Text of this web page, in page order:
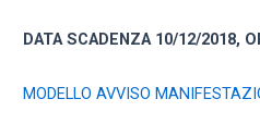
DATA SCADENZA 10/12/2018,
MODELLO AVVISO